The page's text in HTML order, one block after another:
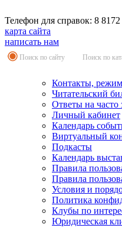
Телефон для справок: 8
карта сайта
написать нам
Поиск по сайту Поиск по
Контакты,
Читательский
Ответы на часто
Личный кабинет
Календарь
Виртуальный
Подкасты
Календарь
Правила
Правила
Условия и
Политика
Клубы по
Юридическая